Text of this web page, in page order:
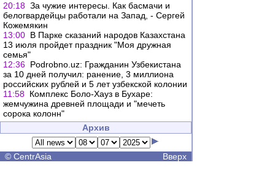
20:18 За чужие интересы. Как басмачи и
белогвардейцы работали на Запад, - Сергей
Кожемякин
13:00 В Парке сказаний народов Казахстана
13 июля пройдет праздник "Моя дружная
семья"
12:36 Podrobno.uz: Гражданин Узбекистана
за 10 дней получил: ранение, 3 миллиона
российских рублей и 5 лет узбекской колонии
11:58 Комплекс Боло-Хауз в Бухаре:
жемчужина древней площади и "мечеть
сорока колонн"
Архив
© CentrAsia Вверх